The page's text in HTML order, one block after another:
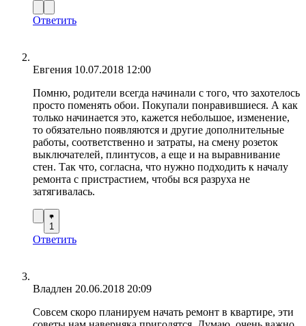
Ответить
Евгения 10.07.2018 12:00
Помню, родители всегда начинали с того, что захотелось
просто поменять обои. Покупали понравившиеся. А как
только начинается это, кажется небольшое, изменение,
то обязательно появляются и другие дополнительные
работы, соответственно и затраты, на смену розеток
выключателей, плинтусов, а еще и на выравнивание
стен. Так что, согласна, что нужно подходить к началу
ремонта с пристрастием, чтобы вся разруха не
затягивалась.
1
Ответить
Владлен 20.06.2018 20:09
Совсем скоро планируем начать ремонт в квартире, эти